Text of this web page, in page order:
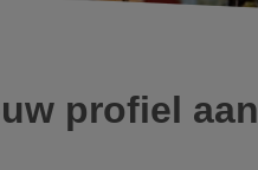
profiel aan